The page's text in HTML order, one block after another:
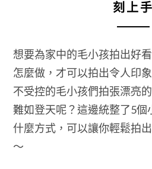
刻上手
想要為家中的毛小孩拍出好
怎麼做，才可以拍出令人印
不受控的毛小孩們拍張漂亮
難如登天呢？這邊統整了5個
什麼方式，可以讓你輕鬆拍
～